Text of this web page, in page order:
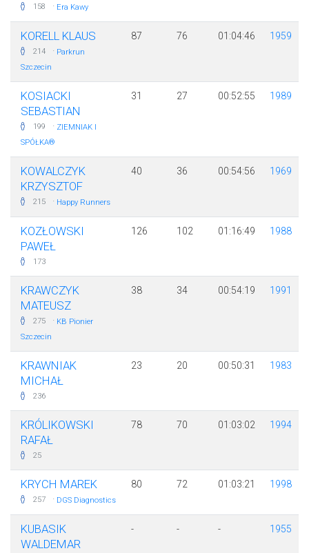
158 · Era Kawy
KORELL KLAUS
214 · Parkrun
Szczecin
87 76 01:04:46 1959
KOSIACKI
SEBASTIAN
199 · ZIEMNIAK I
SPÓŁKA®
31 27 00:52:55 1989
KOWALCZYK
KRZYSZTOF
215 · Happy Runners
40 36 00:54:56 1969
KOZŁOWSKI
PAWEŁ
173
126 102 01:16:49 1988
KRAWCZYK
MATEUSZ
275 · KB Pionier
Szczecin
38 34 00:54:19 1991
KRAWNIAK
MICHAŁ
236
23 20 00:50:31 1983
KRÓLIKOWSKI
RAFAŁ
25
78 70 01:03:02 1994
KRYCH MAREK
257 · DGS Diagnostics
80 72 01:03:21 1998
KUBASIK
WALDEMAR
- - - 1955